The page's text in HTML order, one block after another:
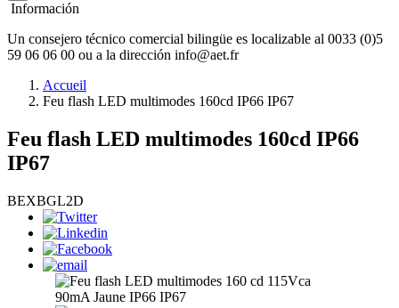
Información
Un consejero técnico comercial bilingüe es localizable al 0033 (0)5
59 06 06 00 ou a la dirección info@aet.fr
Accueil
Feu flash LED multimodes 160cd IP66 IP67
Feu flash LED multimodes 160cd IP66
IP67
BEXBGL2D